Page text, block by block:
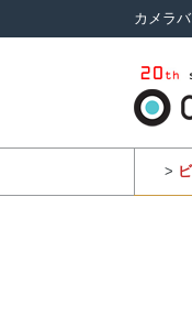
カメラ
>